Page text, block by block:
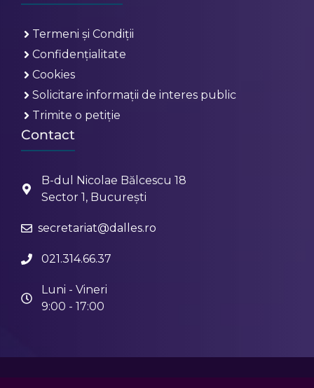
Termeni și Condiții
Confidențialitate
Cookies
Solicitare informații de interes public
Trimite o petiție
Contact
B-dul Nicolae Bălcescu 18
Sector 1, București
secretariat@dalles.ro
021.314.66.37
Luni - Vineri
9:00 - 17:00